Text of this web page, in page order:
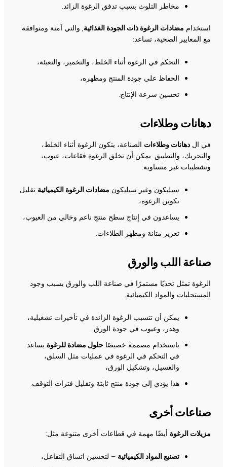
مخاطر التلوث بسبب تدفق الرغوة الزائد.
استخدام مضادات الرغوة ذات الجودة الغذائية, والتي آمنة ومتوافقة
مع المعايير الصحية، تساعد:
التحكم في الرغوة أثناء الخلط، والتخمير، والتعبئة،
الحفاظ على جودة المنتج ومظهره،
تحسين سرعة الإنتاج.
دهانات وطلاءات
في ال دهانات وطلاءات الصناعة، يتكون الرغوة أثناء الخلط،
والتحريك، والتطبيق. يمكن أن تخلق الرغوة فقاعات، عيوب،
وتشطيبات غير متساوية.
سيليكون وغير سيليكون مضادات الرغوة الكيميائية تقليل
تكوين الرغوة،
يساعدون في إنتاج سطح منتج ناعم وخالي من العيوب،
تعزيز متانة ومظهر الطلاءات.
صناعة اللب والورق
الرغوة تمثل تحديًا مستمرًا في صناعة اللب والورق بسبب وجود
المستحلبات والمواد الكيميائية.
يمكن أن تتسبب الرغوة الزائدة في تأخيرات تشغيلية،
وهدر، وعيوب في جودة الورق.
باستخدام مصممة خصيصًا حلول مضادة للرغوة يساعد
في التحكم في الرغوة في عمليات مثل السلق،
والغسيل، وتشكيل الورق،
هذا يؤدي إلى جودة منتج ثابتة وتقليل فترات التوقف.
صناعات أخرى
مزيلات الرغوة أيضًا مهمة في قطاعات أخرى متنوعة مثل:
تصنيع المواد الكيميائية – لتحسين اتساق التفاعل،